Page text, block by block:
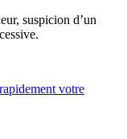
suspicion d’un
votre